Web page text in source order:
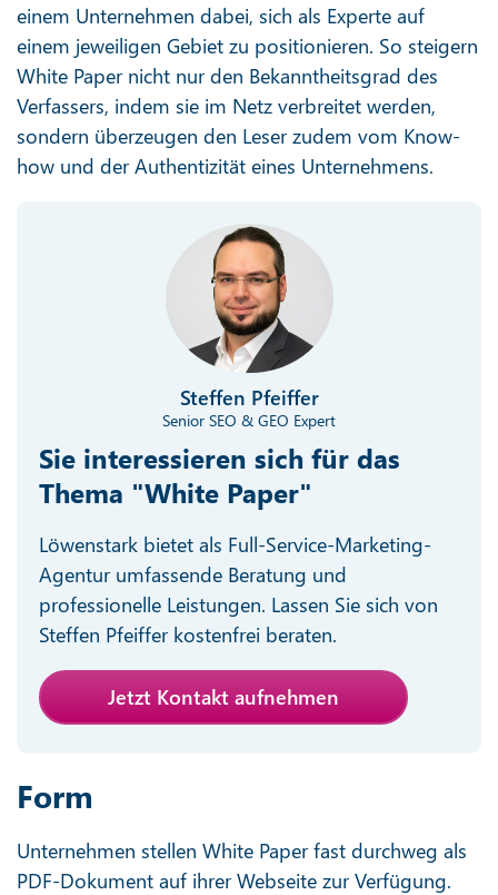
einem Unternehmen dabei, sich als Experte auf
einem jeweiligen Gebiet zu positionieren. So steigern
White Paper nicht nur den Bekanntheitsgrad des
Verfassers, indem sie im Netz verbreitet werden,
sondern überzeugen den Leser zudem vom Know-
how und der Authentizität eines Unternehmens.
Steffen Pfeiffer
Senior SEO & GEO Expert
Sie interessieren sich für das
Thema "White Paper"
Löwenstark bietet als Full-Service-Marketing-
Agentur umfassende Beratung und
professionelle Leistungen. Lassen Sie sich von
Steffen Pfeiffer kostenfrei beraten.
Jetzt Kontakt aufnehmen
Form
Unternehmen stellen White Paper fast durchweg als
PDF-Dokument auf ihrer Webseite zur Verfügung.